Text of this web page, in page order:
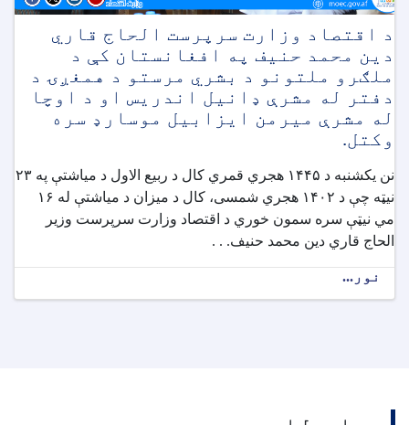
د اقتصاد وزارت سرپرست الحاج قاري
دین محمد حنیف په افغانستان کې د
ملګرو ملتونو د بشري مرستو د همغږۍ د
دفتر له مشرې ډانیل اندریس او د اوچا
له مشرې میرمن ایزابیل موسارډ سره
وکتل.
نن یکشنبه د ۱۴۴۵ هجري قمري کال د ربیع الاول د میاشتې په ۲۳
نیټه چې د ۱۴۰۲ هجري شمسی، کال د میزان د میاشتې له ۱۶
مي نیټې سره سمون خوري د اقتصاد وزارت سرپرست وزیر
الحاج قاري دین محمد حنیف. . .
نور...